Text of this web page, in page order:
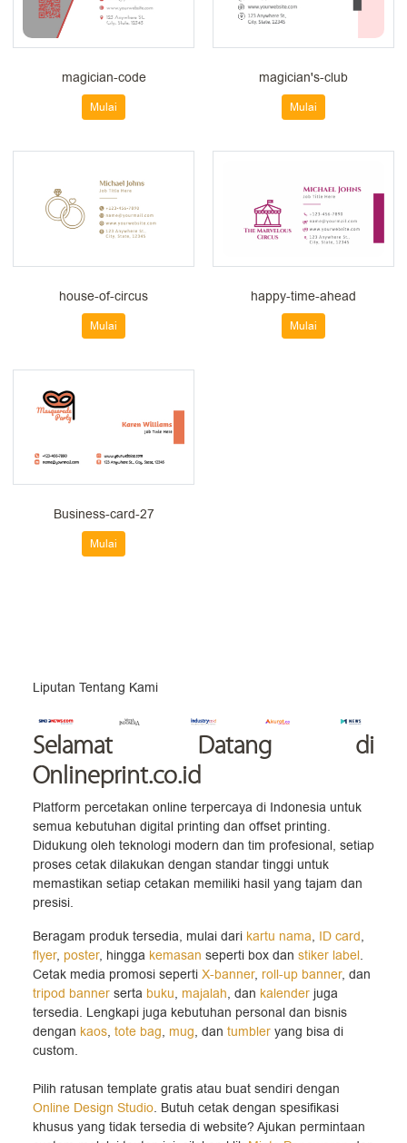
magician-code
Mulai
magician's-club
Mulai
house-of-circus
Mulai
happy-time-ahead
Mulai
Business-card-27
Mulai
Liputan Tentang Kami
Selamat Datang di
Onlineprint.co.id
Platform percetakan online terpercaya di Indonesia untuk
semua kebutuhan digital printing dan offset printing.
Didukung oleh teknologi modern dan tim profesional, setiap
proses cetak dilakukan dengan standar tinggi untuk
memastikan setiap cetakan memiliki hasil yang tajam dan
presisi.
Beragam produk tersedia, mulai dari kartu nama, ID card,
flyer, poster, hingga kemasan seperti box dan stiker label.
Cetak media promosi seperti X-banner, roll-up banner, dan
tripod banner serta buku, majalah, dan kalender juga
tersedia. Lengkapi juga kebutuhan personal dan bisnis
dengan kaos, tote bag, mug, dan tumbler yang bisa di
custom.
Pilih ratusan template gratis atau buat sendiri dengan
Online Design Studio. Butuh cetak dengan spesifikasi
khusus yang tidak tersedia di website? Ajukan permintaan